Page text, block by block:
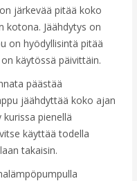
järkevää pitää koko
kotona. Jäähdytys on
on hyödyllisintä pitää
käytössä päivittäin.
päästää
jäähdyttää koko ajan
pienellä
käyttää todella
takaisin.